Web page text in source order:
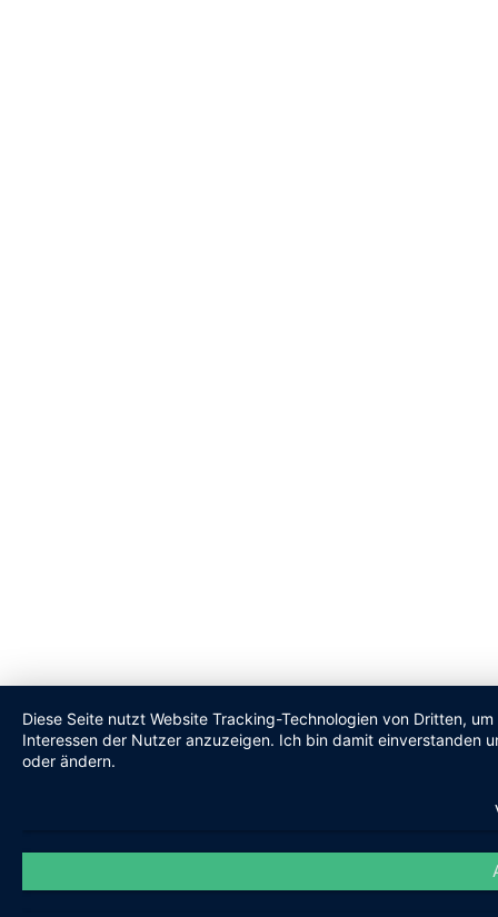
Diese Seite nutzt Website Tracking-Technologien von Dritten,
Interessen der Nutzer anzuzeigen. Ich bin damit einverstanden
oder ändern.